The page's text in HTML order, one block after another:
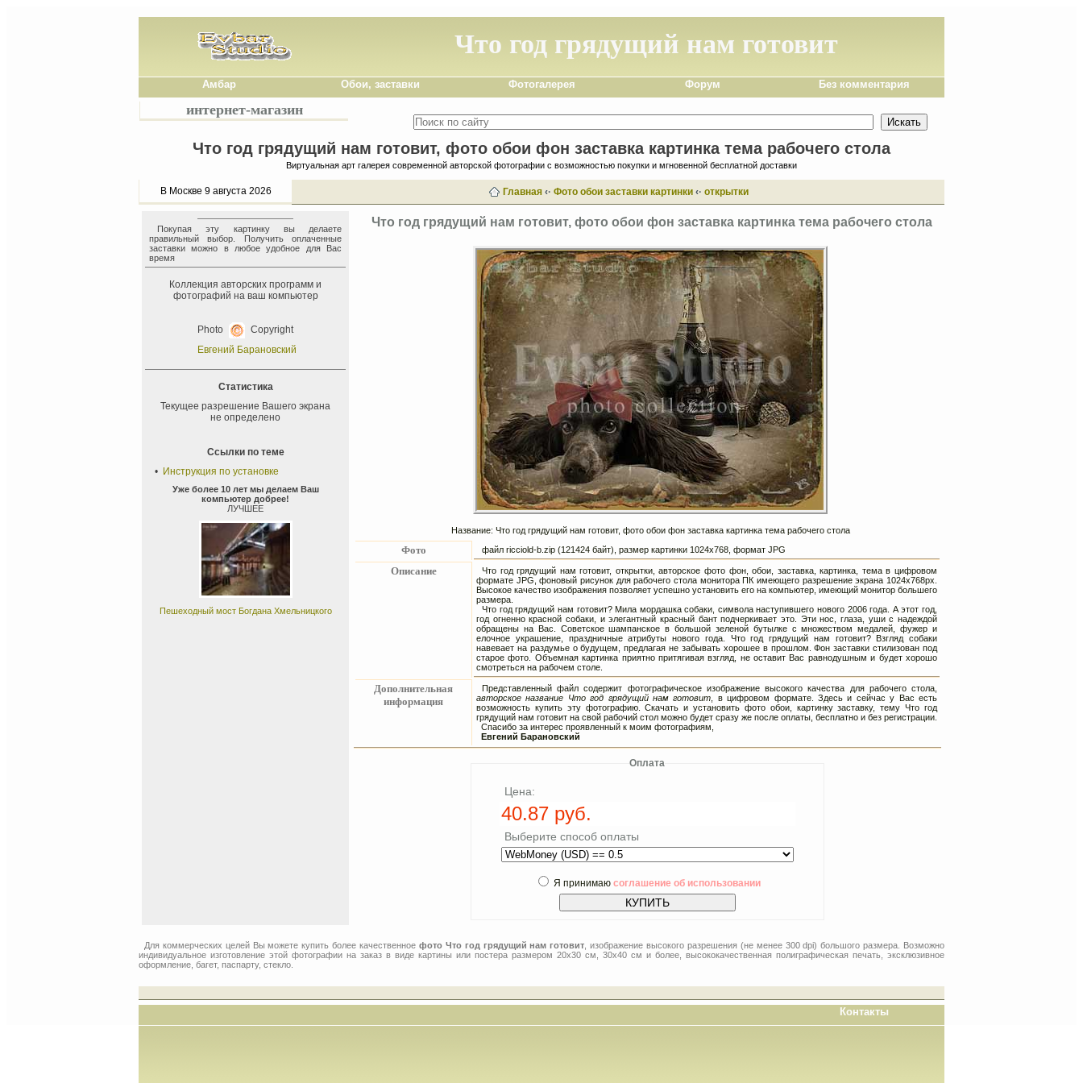
Что год грядущий нам готовит
Амбар Обои, заставки Фотогалерея Форум Без комментария
интернет-магазин
Что год грядущий нам готовит, фото обои фон заставка картинка тема рабочего стола
Виртуальная арт галерея современной авторской фотографии с возможностью покупки и мгновенной бесплатной доставки
В Москве 9 августа 2026 Главная‹· Фото обои заставки картинки‹· открытки
Покупая эту картинку вы делаете
правильный выбор. Получить оплаченные
заставки можно в любое удобное для Вас
время
Коллекция авторских программ и
фотографий на ваш компьютер
Photo
Copyright
Евгений Барановский
Статистика
Текущее разрешение Вашего экрана
не определено
Ссылки по теме
• Инструкция по установке
Уже более 10 лет мы делаем Ваш
компьютер добрее!
ЛУЧШЕЕ
Пешеходный мост Богдана Хмельницкого
Что год грядущий нам готовит, фото обои фон заставка картинка тема рабочего стола
Название: Что год грядущий нам готовит, фото обои фон заставка картинка тема рабочего стола
Фото файл ricciold-b.zip (121424 байт), размер картинки 1024х768, формат JPG
Описание
Что год грядущий нам готовит, открытки, авторское фото фон, обои, заставка, картинка, тема в цифровом
формате JPG, фоновый рисунок для рабочего стола монитора ПК имеющего разрешение экрана 1024х768px.
Высокое качество изображения позволяет успешно установить его на компьютер, имеющий монитор большего
размера.
Что год грядущий нам готовит? Мила мордашка собаки, символа наступившего нового 2006 года. А этот год,
год огненно красной собаки, и элегантный красный бант подчеркивает это. Эти нос, глаза, уши с надеждой
обращены на Вас. Советское шампанское в большой зеленой бутылке с множеством медалей, фужер и
елочное украшение, праздничные атрибуты нового года. Что год грядущий нам готовит? Взгляд собаки
навевает на раздумье о будущем, предлагая не забывать хорошее в прошлом. Фон заставки стилизован под
старое фото. Объемная картинка приятно притягивая взгляд, не оставит Вас равнодушным и будет хорошо
смотреться на рабочем столе.
Дополнительная
информация
Представленный файл содержит фотографическое изображение высокого качества для рабочего стола,
авторское название Что год грядущий нам готовит , в цифровом формате. Здесь и сейчас у Вас есть
возможность купить эту фотографию. Скачать и установить фото обои, картинку заставку, тему Что год
грядущий нам готовит на свой рабочий стол можно будет сразу же после оплаты, бесплатно и без регистрации.
Спасибо за интерес проявленный к моим фотографиям,
Евгений Барановский
Оплата
Цена:
Выберите способ оплаты
Я принимаю соглашение об использовании
Для коммерческих целей Вы можете купить более качественное фото Что год грядущий нам готовит , изображение высокого разрешения (не менее 300 dpi) большого размера. Возможно
индивидуальное изготовление этой фотографии на заказ в виде картины или постера размером 20x30 см, 30x40 см и более, высококачественная полиграфическая печать, эксклюзивное
оформление, багет, паспарту, стекло.
Контакты